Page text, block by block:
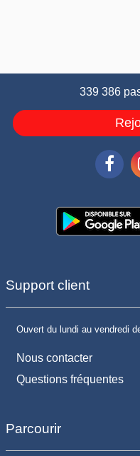
339 386
Support client
Ouvert du lundi au vendredi
Nous contacter
Questions fréquentes
Parcourir